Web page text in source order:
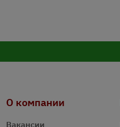
О компании
Вакансии